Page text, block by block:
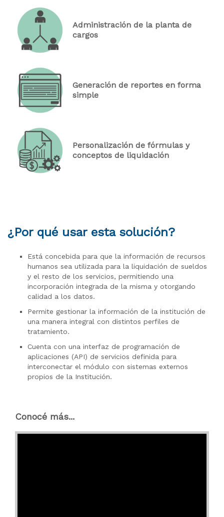
Administración de la planta de
cargos
Generación de reportes en forma
simple
Personalización de fórmulas y
conceptos de liquidación
¿Por qué usar esta solución?
Está concebida para que la información de recursos
humanos sea utilizada para la liquidación de sueldos
y el resto de los servicios, permitiendo una
incorporación integrada de la misma y otorgando
calidad a los datos.
Permite gestionar la información de la institución de
una manera integral con distintos perfiles de
tratamiento.
Cuenta con una interfaz de programación de
aplicaciones (API) de servicios definida para
interconectar el módulo con sistemas externos
propios de la Institución.
Conocé más...